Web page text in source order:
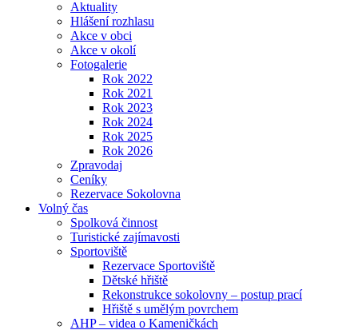
Aktuality
Hlášení rozhlasu
Akce v obci
Akce v okolí
Fotogalerie
Rok 2022
Rok 2021
Rok 2023
Rok 2024
Rok 2025
Rok 2026
Zpravodaj
Ceníky
Rezervace Sokolovna
Volný čas
Spolková činnost
Turistické zajímavosti
Sportoviště
Rezervace Sportoviště
Dětské hřiště
Rekonstrukce sokolovny – postup prací
Hřiště s umělým povrchem
AHP – videa o Kameničkách